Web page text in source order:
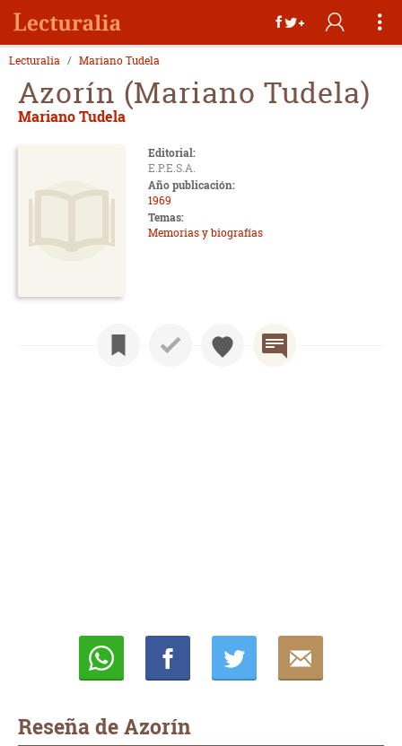
Lecturalia Mariano Tudela
Azorín (Mariano Tudela)
Mariano Tudela
Editorial:
E.P.E.S.A.
Año publicación:
1969
Temas:
Memorias y biografías
Reseña de Azorín